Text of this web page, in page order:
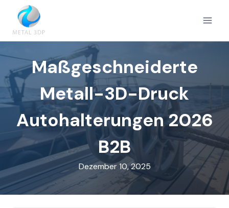
Inhalt
springen
Maßgeschneiderte
Metall-3D-Druck
Autohalterungen 2026
B2B
Dezember 10, 2025